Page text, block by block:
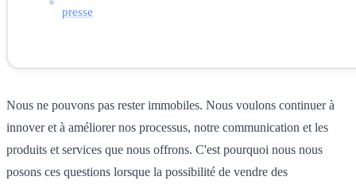
presse
Nous ne pouvons pas rester immobiles. Nous voulons continuer à
innover et à améliorer nos processus, notre communication et les
produits et services que nous offrons. C'est pourquoi nous nous
posons ces questions lorsque la possibilité de vendre des